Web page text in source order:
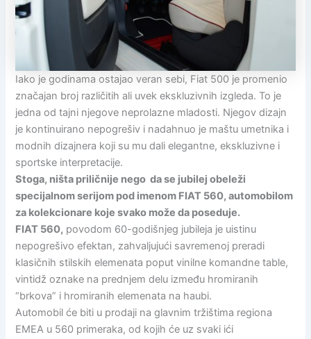
Iako je godinama ostajao veran sebi, Fiat 500 je promenio
značajan broj različitih ali uvek ekskluzivnih izgleda. To je
jedna od tajni njegove neprolazne mladosti. Njegov dizajn
je kontinuirano nepogrešiv i nadahnuo je maštu umetnika i
modnih dizajnera koji su mu dali elegantne, ekskluzivne i
sportske interpretacije.
Stoga, ništa priličnije nego da se jubilej obeleži
specijalnom serijom pod imenom FIAT 560, automobilom
za kolekcionare koje svako može da poseduje.
FIAT 560, povodom 60-godišnjeg jubileja je uistinu
nepogrešivo efektan, zahvaljujući savremenoj preradi
klasičnih stilskih elemenata poput vinilne komandne table,
vintidž oznake na prednjem delu između hromiranih
“brkova” i hromiranih elemenata na haubi.
Automobil će biti u prodaji na glavnim tržištima regiona
EMEA u 560 primeraka, od kojih će uz svaki ići